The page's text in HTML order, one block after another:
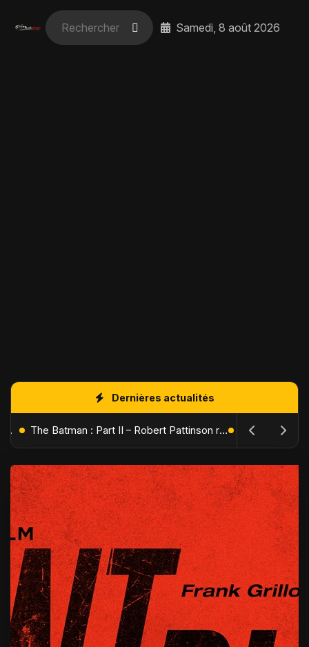
Samedi, 8 août 2026
Dernières actualités
L'Âge de Glace : Le Réveil du Volcan – Manny, Sid et Diego de retour pour une aventure explosive The Batman : Part II – Robert Pattinson replonge dans les ténèbres de Gotham dès octobre 2027